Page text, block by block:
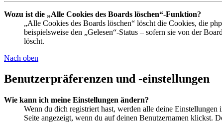
Wozu ist die „Alle Cookies des Boards löschen“-Funktion?
„Alle Cookies des Boards löschen“ löscht die Cookies, die
beispielsweise den „Gelesen“-Status – sofern sie von der
löscht.
Nach oben
Benutzerpräferenzen und -einstellungen
Wie kann ich meine Einstellungen ändern?
Wenn du dich registriert hast, werden alle deine
Seite angezeigt, wenn du auf deinen Benutzernamen klickst.